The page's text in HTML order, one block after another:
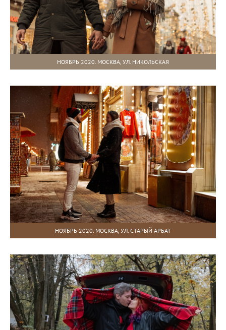
НОЯБРЬ 2020. МОСКВА, УЛ. НИКОЛЬСКАЯ
НОЯБРЬ 2020. МОСКВА, УЛ. СТАРЫЙ АРБАТ